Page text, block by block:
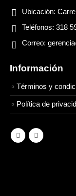
Ubicación:
Teléfonos: 318
Correo:
Información
Términos y
Política de